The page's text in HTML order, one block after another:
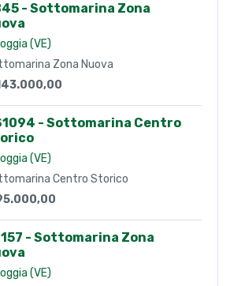
- Sottomarina Zona
(VE)
Zona Nuova
- Sottomarina Centro
(VE)
Centro Storico
- Sottomarina Zona
(VE)